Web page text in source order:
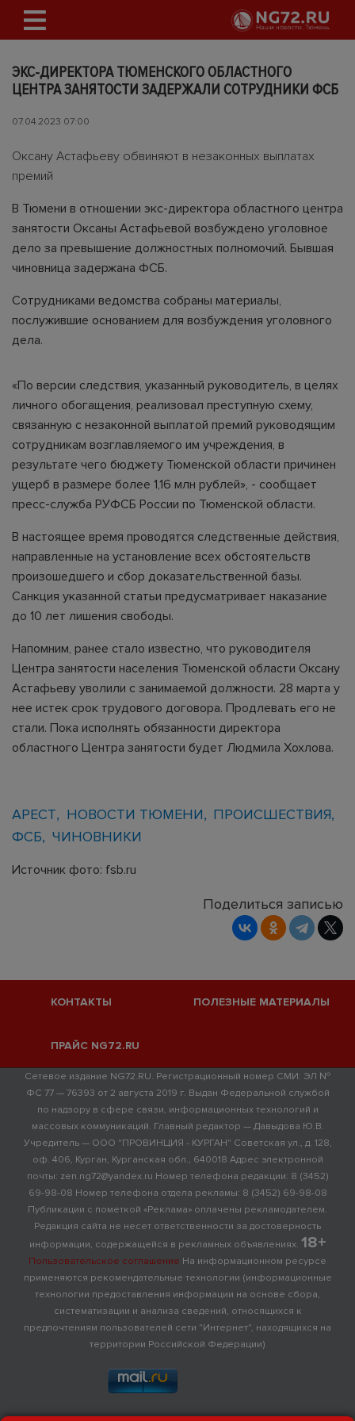
ЭКС-ДИРЕКТОРА ТЮМЕНСКОГО ОБЛАСТНОГО
ЦЕНТРА ЗАНЯТОСТИ ЗАДЕРЖАЛИ СОТРУДНИКИ ФСБ
07.04.2023 07:00
Оксану Астафьеву обвиняют в незаконных выплатах
премий
В Тюмени в отношении экс-директора областного центра
занятости Оксаны Астафьевой возбуждено уголовное
дело за превышение должностных полномочий. Бывшая
чиновница задержана ФСБ.
Сотрудниками ведомства собраны материалы,
послужившие основанием для возбуждения уголовного
дела.
«По версии следствия, указанный руководитель, в целях
личного обогащения, реализовал преступную схему,
связанную с незаконной выплатой премий руководящим
сотрудникам возглавляемого им учреждения, в
результате чего бюджету Тюменской области причинен
ущерб в размере более 1,16 млн рублей», - сообщает
пресс-служба РУФСБ России по Тюменской области.
В настоящее время проводятся следственные действия,
направленные на установление всех обстоятельств
произошедшего и сбор доказательственной базы.
Санкция указанной статьи предусматривает наказание
до 10 лет лишения свободы.
Напомним, ранее стало известно, что руководителя
Центра занятости населения Тюменской области Оксану
Астафьеву уволили с занимаемой должности. 28 марта у
нее истек срок трудового договора. Продлевать его не
стали. Пока исполнять обязанности директора
областного Центра занятости будет Людмила Хохлова.
АРЕСТ НОВОСТИ ТЮМЕНИ
ПРОИСШЕСТВИЯ
ФСБ
ЧИНОВНИКИ
Источник фото: fsb.ru
Поделиться записью
КОНТАКТЫ ПОЛЕЗНЫЕ МАТЕРИАЛЫ
ПРАЙС NG72.RU
Сетевое издание NG72.RU. Регистрационный номер СМИ: ЭЛ №
ФС 77 — 76393 от 2 августа 2019 г. Выдан Федеральной службой
по надзору в сфере связи, информационных технологий и
массовых коммуникаций. Главный редактор — Давыдова Ю.В.
Учредитель — ООО "ПРОВИНЦИЯ - КУРГАН" Советская ул., д. 128,
оф. 406, Курган, Курганская обл., 640018 Адрес электронной
почты: zen.ng72@yandex.ru Номер телефона редакции: 8 (3452)
69-98-08 Номер телефона отдела рекламы: 8 (3452) 69-98-08
Публикации с пометкой «Реклама» оплачены рекламодателем.
Редакция сайта не несет ответственности за достоверность
информации, содержащейся в рекламных объявлениях. 18+
Пользовательское соглашение На информационном ресурсе
применяются рекомендательные технологии (информационные
технологии предоставления информации на основе сбора,
систематизации и анализа сведений, относящихся к
предпочтениям пользователей сети "Интернет", находящихся на
территории Российской Федерации)